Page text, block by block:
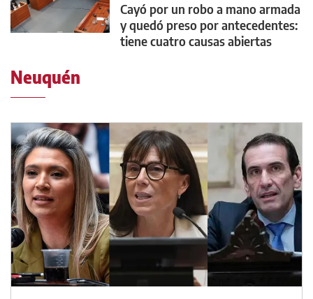
Cayó por un robo a mano armada
y quedó preso por antecedentes:
tiene cuatro causas abiertas
Neuquén